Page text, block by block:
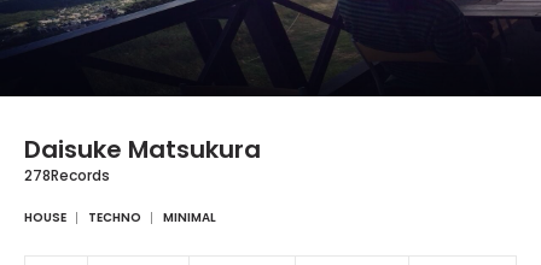
Daisuke Matsukura
278Records
HOUSE TECHNO MINIMAL